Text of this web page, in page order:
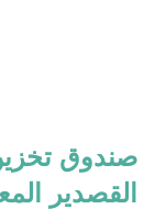
صندوق
القصدير